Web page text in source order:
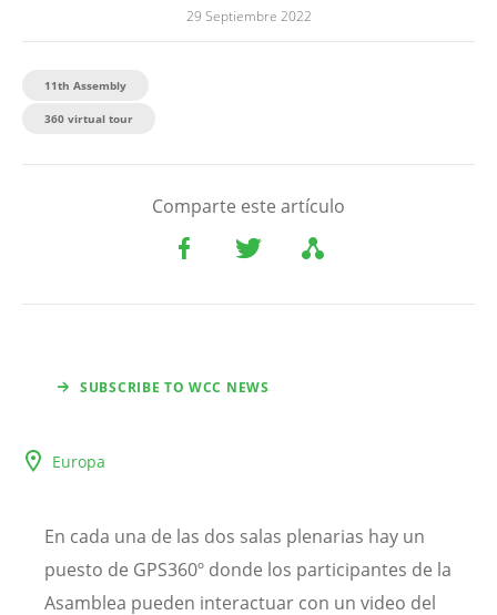
29 Septiembre 2022
11th Assembly
360 virtual tour
Comparte este artículo
SUBSCRIBE TO WCC NEWS
Europa
En cada una de las dos salas plenarias hay un
puesto de GPS360º donde los participantes de la
Asamblea pueden interactuar con un video del